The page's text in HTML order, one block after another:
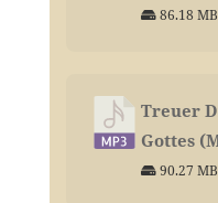
86.18 MB
Treuer
Gottes
90.27 MB